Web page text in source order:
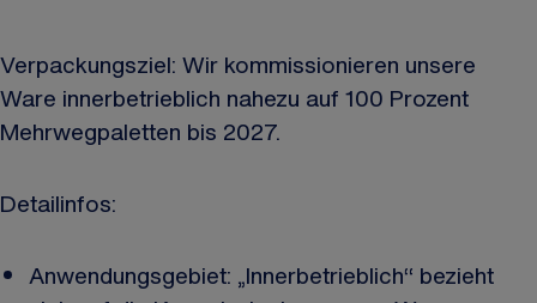
Verpackungsziel: Wir kommissionieren unsere
Ware innerbetrieblich nahezu auf 100 Prozent
Mehrwegpaletten bis 2027.
Detailinfos:
Anwendungsgebiet: „Innerbetrieblich“ bezieht